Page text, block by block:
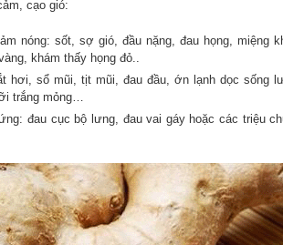
cạo gió:
nóng: sốt, sợ gió, đầu nặng, đau họng, miệng
khám thấy họng đỏ..
hơi, sổ mũi, tịt mũi, đau đầu, ớn lạnh dọc sống
trắng mỏng…
đau cục bộ lưng, đau vai gáy hoặc các triệu